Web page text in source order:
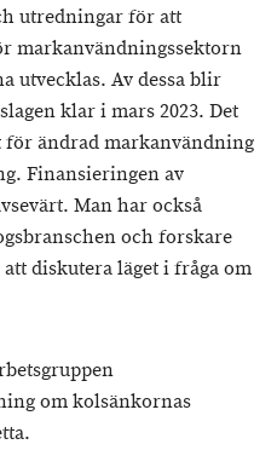
utredningar för att
markanvändningssektorn
utvecklas. Av dessa blir
klar i mars 2023. Det
för ändrad markanvändning
Finansieringen av
Man har också
och forskare
diskutera läget i fråga om
om kolsänkornas